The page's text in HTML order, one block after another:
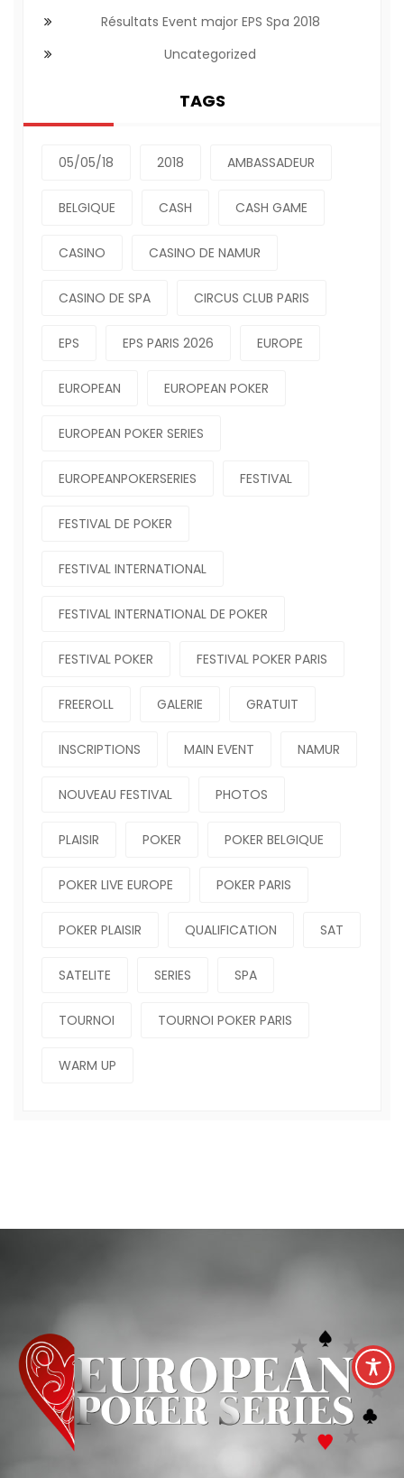
Résultats Event major EPS Spa 2018
Uncategorized
TAGS
05/05/18 2018 AMBASSADEUR
BELGIQUE CASH CASH GAME
CASINO CASINO DE NAMUR
CASINO DE SPA CIRCUS CLUB PARIS
EPS EPS PARIS 2026 EUROPE
EUROPEAN EUROPEAN POKER
EUROPEAN POKER SERIES
EUROPEANPOKERSERIES FESTIVAL
FESTIVAL DE POKER
FESTIVAL INTERNATIONAL
FESTIVAL INTERNATIONAL DE POKER
FESTIVAL POKER FESTIVAL POKER PARIS
FREEROLL GALERIE GRATUIT
INSCRIPTIONS MAIN EVENT NAMUR
NOUVEAU FESTIVAL PHOTOS
PLAISIR POKER POKER BELGIQUE
POKER LIVE EUROPE POKER PARIS
POKER PLAISIR QUALIFICATION SAT
SATELITE SERIES SPA
TOURNOI TOURNOI POKER PARIS
WARM UP